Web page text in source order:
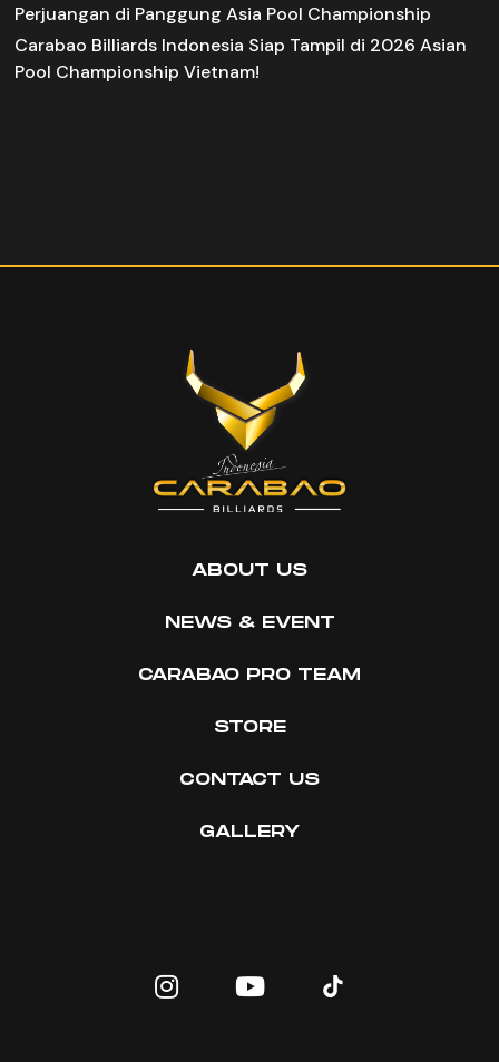
Perjuangan di Panggung Asia Pool Championship
Carabao Billiards Indonesia Siap Tampil di 2026 Asian
Pool Championship Vietnam!
ABOUT US
NEWS & EVENT
CARABAO PRO TEAM
STORE
CONTACT US
GALLERY